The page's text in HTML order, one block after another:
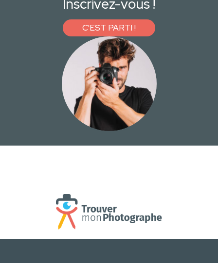
Inscrivez-vous !
C'EST PARTI !